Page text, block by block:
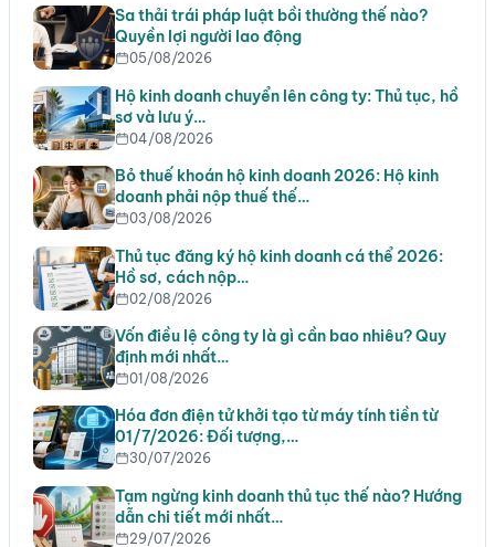
Sa thải trái pháp luật bồi thường thế nào?
Quyền lợi người lao động
05/08/2026
Hộ kinh doanh chuyển lên công ty: Thủ tục, hồ
sơ và lưu ý…
04/08/2026
Bỏ thuế khoán hộ kinh doanh 2026: Hộ kinh
doanh phải nộp thuế thế…
03/08/2026
Thủ tục đăng ký hộ kinh doanh cá thể 2026:
Hồ sơ, cách nộp…
02/08/2026
Vốn điều lệ công ty là gì cần bao nhiêu? Quy
định mới nhất…
01/08/2026
Hóa đơn điện tử khởi tạo từ máy tính tiền từ
01/7/2026: Đối tượng,…
30/07/2026
Tạm ngừng kinh doanh thủ tục thế nào? Hướng
dẫn chi tiết mới nhất…
29/07/2026